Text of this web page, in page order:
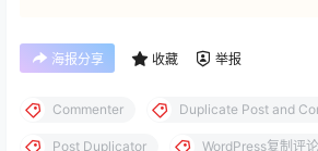
海报分享 收藏 举报
Commenter Duplicate Post and
Post Duplicator WordPress复制评